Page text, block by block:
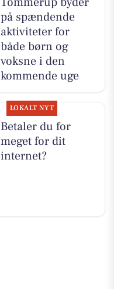
på spændende
aktiviteter for
både børn og
voksne i den
kommende uge
LOKALT NYT
Betaler du for
meget for dit
internet?